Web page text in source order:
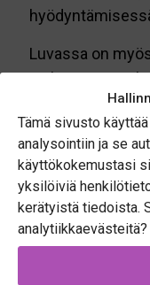
Tämä sivusto
analysointiin ja se
käyttökokemustasi
yksilöiviä
kerätyistä tiedoista.
analytiikkaevästeitä?
Luvassa on
webinaareja
tapahtuma,
datatalouden
jakamaan